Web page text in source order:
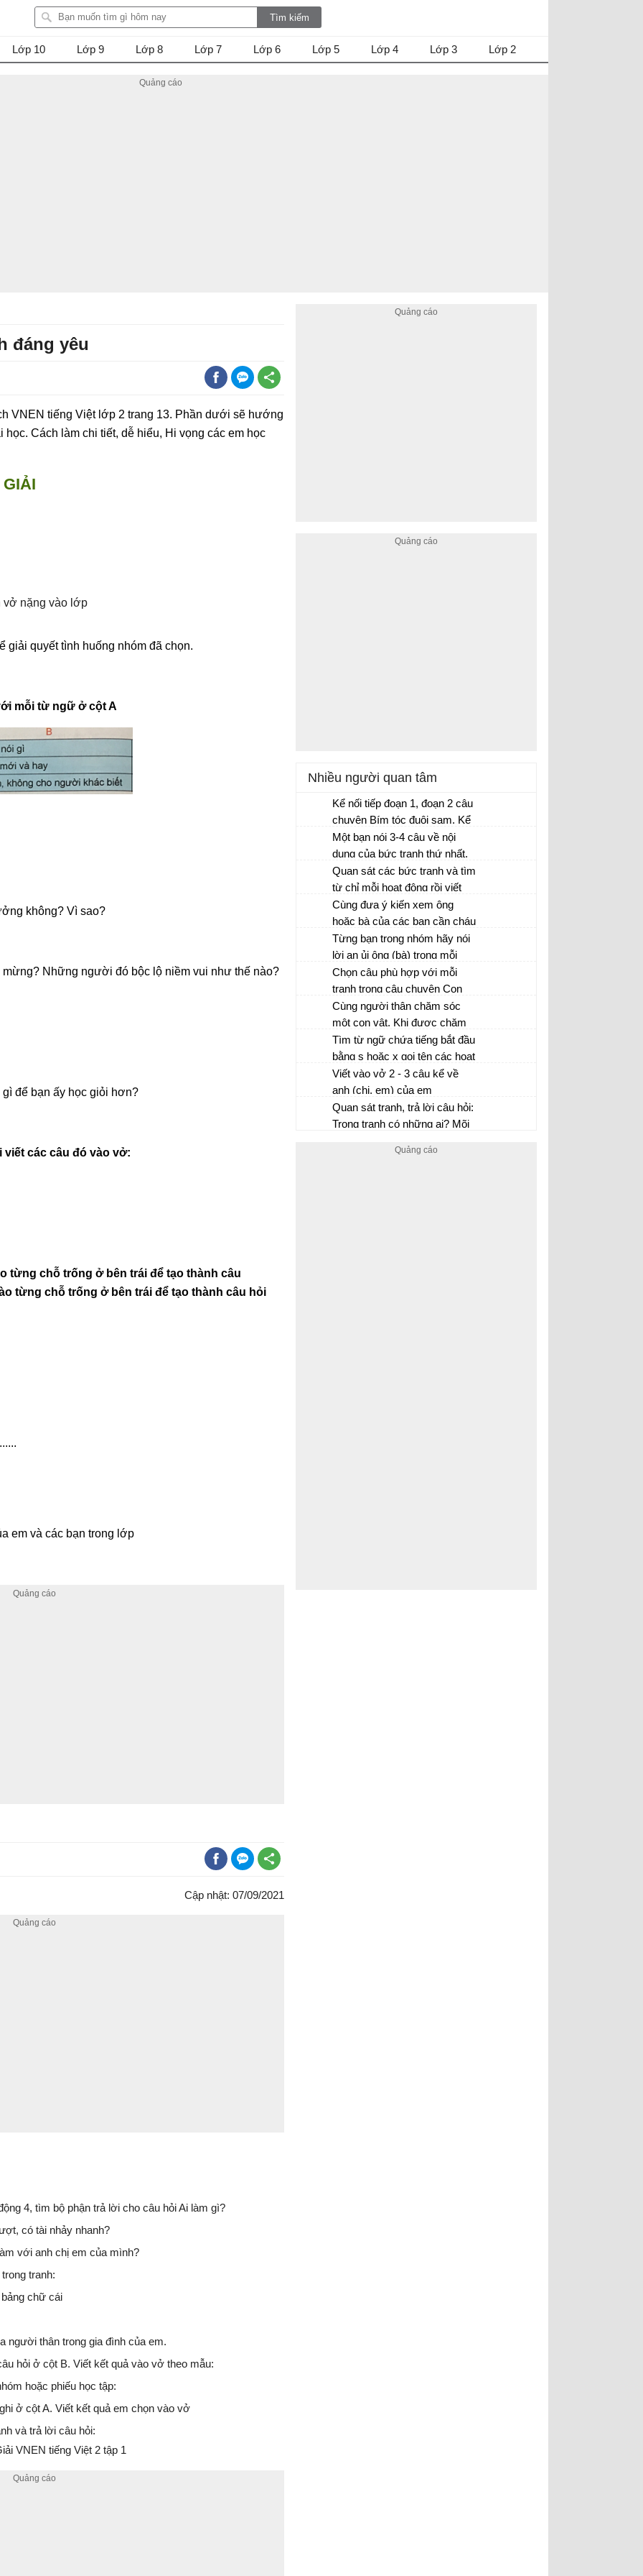
Lớp 10 Lớp 9 Lớp 8 Lớp 7 Lớp 6 Lớp 5 Lớp 4 Lớp 3 Lớp 2
đáng yêu
VNEN tiếng Việt lớp 2 trang 13. Phần dưới sẽ hướng
Cách làm chi tiết, dễ hiểu, Hi vọng các em học
vở nặng vào lớp
giải quyết tình huống nhóm đã chọn.
mỗi từ ngữ ở cột A
không? Vì sao?
Những người đó bộc lộ niềm vui như thế nào?
để bạn ấy học giỏi hơn?
các câu đó vào vở:
từng chỗ trống ở bên trái để tạo thành câu
từng chỗ trống ở bên trái để tạo thành câu hỏi
em và các bạn trong lớp
Cập nhật: 07/09/2021
4, tìm bộ phận trả lời cho câu hỏi Ai làm gì?
có tài nhảy nhanh?
với anh chị em của mình?
tranh:
chữ cái
người thân trong gia đình của em.
hỏi ở cột B. Viết kết quả vào vở theo mẫu:
hoặc phiếu học tập:
ở cột A. Viết kết quả em chọn vào vở
và trả lời câu hỏi:
VNEN tiếng Việt 2 tập 1
Nhiều người quan tâm
Kể nối tiếp đoạn 1, đoạn 2 câu
chuyện Bím tóc đuôi sam. Kể
nối tiếp đoạn 3, đoạn 4 câu
chuyện Bím tóc đuôi sam
Một bạn nói 3-4 câu về nội
dung của bức tranh thứ nhất,
một bạn nói 3 - 4 câu về bức
tranh thứ hai dưới đây:
Quan sát các bức tranh và tìm
từ chỉ mỗi hoạt động rồi viết
vào vở:
Cùng đưa ý kiến xem ông
hoặc bà của các bạn cần cháu
làm gì trong mỗi tình huống
sau:
Từng bạn trong nhóm hãy nói
lời an ủi ông (bà) trong mỗi
tình huống dưới đây:
Chọn câu phù hợp với mỗi
tranh trong câu chuyện Con
chó nhà hàng xóm
Cùng người thân chăm sóc
một con vật. Khi được chăm
sóc, em thấy con vật như thế
nào?
Tìm từ ngữ chứa tiếng bắt đầu
bằng s hoặc x gọi tên các hoạt
động sau:
Viết vào vở 2 - 3 câu kể về
anh (chị, em) của em
Quan sát tranh, trả lời câu hỏi:
Trong tranh có những ai? Mõi